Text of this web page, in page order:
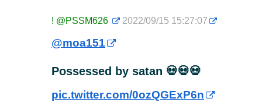
! @PSSM626 2022/09/15 15:27:07
@moa151
Possessed by satan 💀💀💀
pic.twitter.com/0ozQGExP6n